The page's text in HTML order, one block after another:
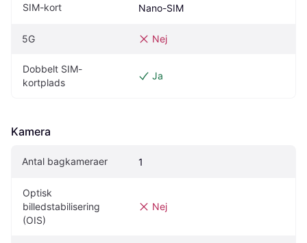
SIM-kort Nano-SIM
5G Nej
Dobbelt SIM-
kortplads
Ja
Kamera
Antal bagkameraer 1
Optisk
billedstabilisering
(OIS)
Nej